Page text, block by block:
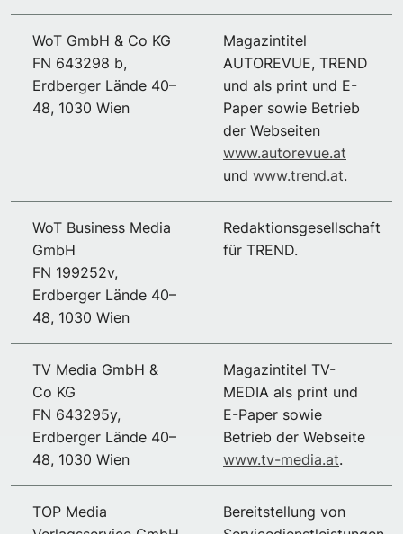
WoT GmbH & Co KG
FN 643298 b,
Erdberger Lände 40–
48, 1030 Wien
Magazintitel
AUTOREVUE, TREND
und als print und E-
Paper sowie Betrieb
der Webseiten
www.autorevue.at
und www.trend.at.
WoT Business Media
GmbH
FN 199252v,
Erdberger Lände 40–
48, 1030 Wien
Redaktionsgesellschaft
für TREND.
TV Media GmbH &
Co KG
FN 643295y,
Erdberger Lände 40–
48, 1030 Wien
Magazintitel TV-
MEDIA als print und
E-Paper sowie
Betrieb der Webseite
www.tv-media.at.
TOP Media
Bereitstellung von